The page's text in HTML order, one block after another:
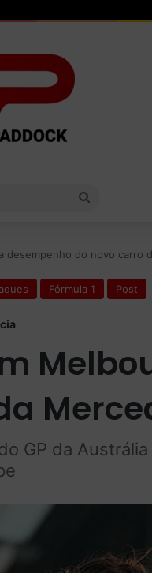
do novo carro
Fórmula 1 Post
GP da